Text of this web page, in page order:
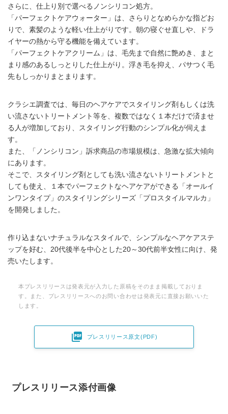
さらに、仕上り別で選べるノンシリコン処方。
「パーフェクトケアウォーター」は、さらりとなめらかな指どお
りで、素髪のような軽い仕上がりです。朝の寝ぐせ直しや、ドラ
イヤーの熱から守る機能を備えています。
「パーフェクトケアクリーム」は、毛先まで自然に艶めき、まと
まり感のあるしっとりした仕上がり。浮き毛を抑え、パサつく毛
先もしっかりまとまります。
クラシエ調査では、毎日のヘアケアでスタイリング剤もしくは洗
い流さないトリートメント等を、複数ではなく１本だけで済ませ
る人が増加しており、スタイリング行動のシンプル化が伺えま
す。
また、「ノンシリコン」訴求商品の市場規模は、急激な拡大傾向
にあります。
そこで、スタイリング剤としても洗い流さないトリートメントと
しても使え、１本でパーフェクトなヘアケアができる「オールイ
ンワンタイプ」のスタイリングシリーズ「プロスタイルマルカ」
を開発しました。
作り込まないナチュラルなスタイルで、シンプルなヘアケアステ
ップを好む、20代後半を中心とした20～30代前半女性に向け、発
売いたします。
本プレスリリースは発表元が入力した原稿をそのまま掲載しておりま
す。また、プレスリリースへのお問い合わせは発表元に直接お願いいた
します。
 プレスリリース原文(PDF)
プレスリリース添付画像